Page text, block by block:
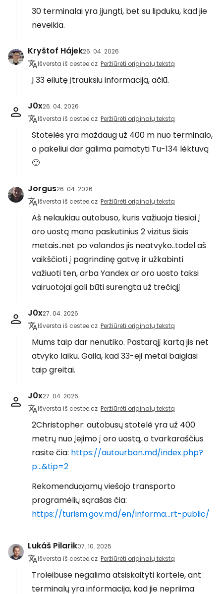
30 terminalai yra įjungti, bet su lipduku, kad jie
neveikia.
Kryštof Hájek26. 04. 2026
Išversta iš cestee.cz Peržiūrėti originalų tekstą
Į 33 eilutę įtrauksiu informaciją, ačiū.
J0x26. 04. 2026
Išversta iš cestee.cz Peržiūrėti originalų tekstą
Stotelės yra maždaug už 400 m nuo terminalo,
o pakeliui dar galima pamatyti Tu-134 lėktuvą
🙂
Jorgus26. 04. 2026
Išversta iš cestee.cz Peržiūrėti originalų tekstą
Aš nelaukiau autobuso, kuris važiuoja tiesiai į
oro uostą mano paskutinius 2 vizitus šiais
metais..net po valandos jis neatvyko..todėl aš
vaikščioti į pagrindinę gatvę ir užkabinti
važiuoti ten, arba Yandex ar oro uosto taksi
vairuotojai gali būti surengta už trečiąjį
J0x27. 04. 2026
Išversta iš cestee.cz Peržiūrėti originalų tekstą
Mums taip dar nenutiko. Pastarąjį kartą jis net
atvyko laiku. Gaila, kad 33-eji metai baigiasi
taip greitai.
J0x27. 04. 2026
Išversta iš cestee.cz Peržiūrėti originalų tekstą
2Christopher: autobusų stotelė yra už 400
metrų nuo įėjimo į oro uostą, o tvarkaraščius
rasite čia: https://autourban.md/index.php?
p...&tip=2
Rekomenduojamų viešojo transporto
programėlių sąrašas čia:
https://turism.gov.md/en/informa...rt-public/
Lukáš Pilarik07. 10. 2025
Išversta iš cestee.cz Peržiūrėti originalų tekstą
Troleibuse negalima atsiskaityti kortele, ant
terminalų yra informacija, kad jie nepriima